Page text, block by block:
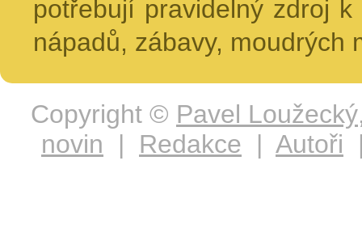
potřebují pravidelný zdroj
nápadů, zábavy, moudrých
Copyright © Pavel Loužecký
novin | Redakce | Autoři